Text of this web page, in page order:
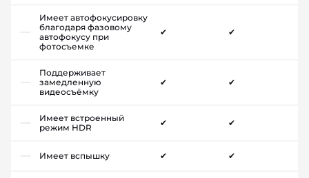
Имеет автофокусировку
благодаря фазовому
автофокусу при
фотосъемке
✔ ✔
Поддерживает
замедленную
видеосъёмку
✔ ✔
Имеет встроенный
режим HDR
✔ ✔
Имеет вспышку ✔ ✔